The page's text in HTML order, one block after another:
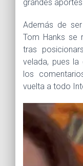
grandes
Además de
Tom Hanks se
tras
velada, pues
los
vuelta a todo